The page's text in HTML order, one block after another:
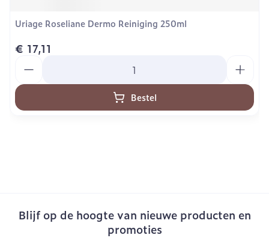
Uriage Roseliane Dermo Reiniging 250ml
€ 17,11
Bestel
Blijf op de hoogte van nieuwe producten en
promoties